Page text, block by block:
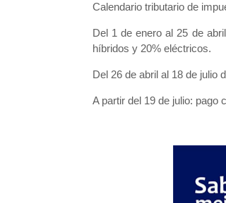
Calendario tributario de
Del 1 de enero al 25 de
híbridos y 20% eléctricos.
Del 26 de abril al 18 de julio
A partir del 19 de julio: pago